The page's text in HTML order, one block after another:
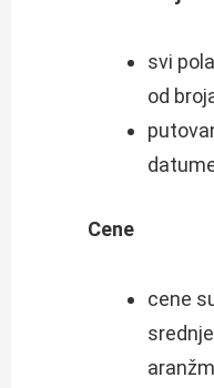
svi
od
Cene
cene